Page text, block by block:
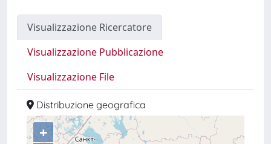
Visualizzazione Ricercatore
Visualizzazione Pubblicazione
Visualizzazione File
Distribuzione geografica
+